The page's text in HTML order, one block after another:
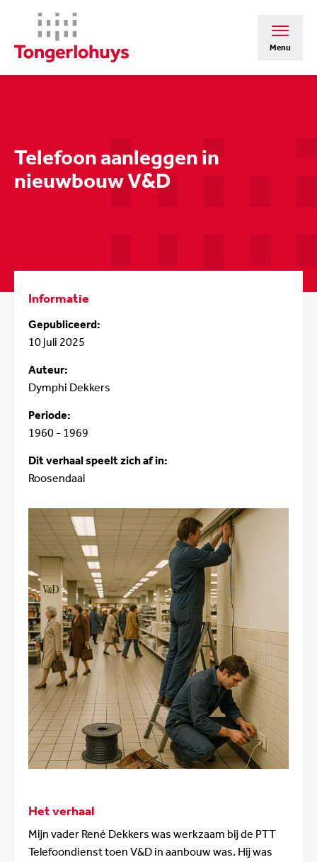
Menu
Telefoon aanleggen in
nieuwbouw V&D
Het verhaal
Mijn vader René Dekkers was werkzaam bij de PTT
Telefoondienst toen V&D in aanbouw was. Hij was
Informatie
Gepubliceerd:
10 juli 2025
Auteur:
Dymphi Dekkers
Periode:
1960 - 1969
Dit verhaal speelt zich af in:
Roosendaal